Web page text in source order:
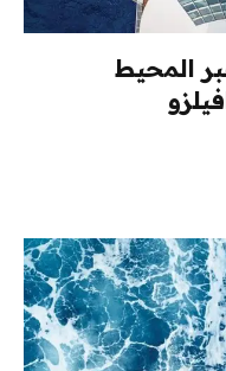
المحيط